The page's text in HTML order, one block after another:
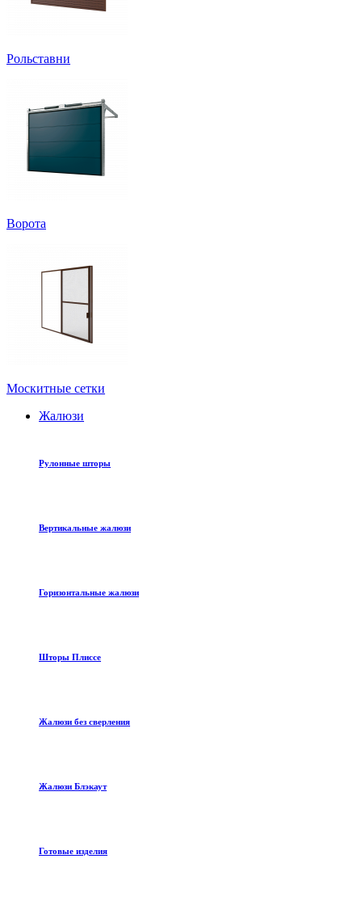
Рольставни
Ворота
Москитные сетки
Жалюзи
Рулонные шторы
Вертикальные жалюзи
Горизонтальные жалюзи
Шторы Плиссе
Жалюзи без сверления
Жалюзи Блэкаут
Готовые изделия